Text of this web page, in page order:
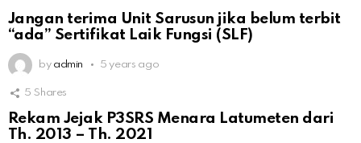
Jangan terima Unit Sarusun jika belum terbit
“ada” Sertifikat Laik Fungsi (SLF)
by admin 5 years ago
5 Shares
Rekam Jejak P3SRS Menara Latumeten dari
Th. 2013 – Th. 2021